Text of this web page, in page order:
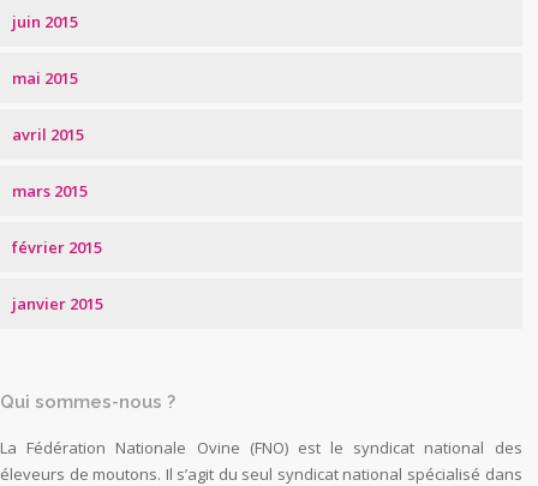
juin 2015
mai 2015
avril 2015
mars 2015
février 2015
janvier 2015
Qui sommes-nous ?
La Fédération Nationale Ovine (FNO) est le syndicat national des
éleveurs de moutons. Il s’agit du seul syndicat national spécialisé dans